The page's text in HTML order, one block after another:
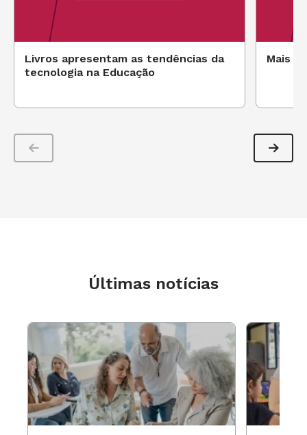
Livros apresentam as tendências da
tecnologia na Educação
Mais
Últimas notícias